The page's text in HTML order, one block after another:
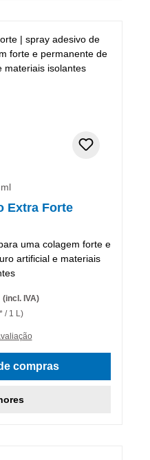
Extra Forte
uma colagem forte e
artificial e materiais
(incl. IVA)
/ 1 L)
compras